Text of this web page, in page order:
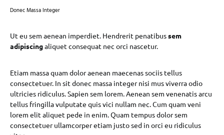
Donec Massa Integer
Ut eu sem aenean imperdiet. Hendrerit penatibussem
adipiscingaliquet consequat nec orci nascetur.
Etiam massa quam dolor aenean maecenas sociis tellus
consectetuer. In sit donec massa integer nisi mus viverra odio
ultricies ridiculus. Sapien sem lorem. Aenean sem venenatis arcu
tellus fringilla vulputate quis vici nullam nec. Cum quam veni
lorem elit aliquet pede in enim. Quam tempus dolor sem
consectetuer ullamcorper etiam justo sed in orci eu ridiculus